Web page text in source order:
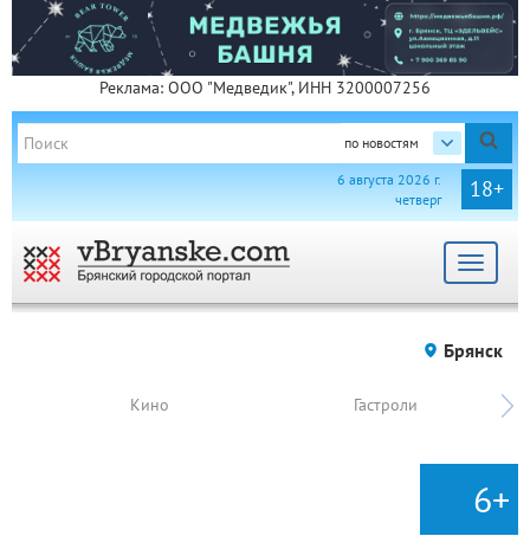
Реклама: ООО "Медведик", ИНН 3200007256
по новостям
18+
6 августа 2026 г.
четверг
Toggle
Брянск
Кино Гастроли
6+